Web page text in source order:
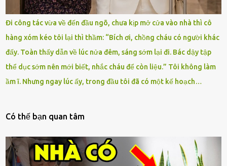
Đi công tác vừa về đến đầu ngõ, chưa kịp mở cửa vào nhà thì cô
hàng xóm kéo tôi lại thì thầm: “Bích ơi, chồng cháu có người khác
đấy. Toàn thấy dẫn về lúc nửa đêm, sáng sớm lại đi. Bác dậy tập
thể dục sớm nên mới biết, nhắc cháu để còn liệu.” Tôi không làm
ầm ĩ. Nhưng ngay lúc ấy, trong đầu tôi đã có một kế hoạch…
Có thế bạn quan tâm